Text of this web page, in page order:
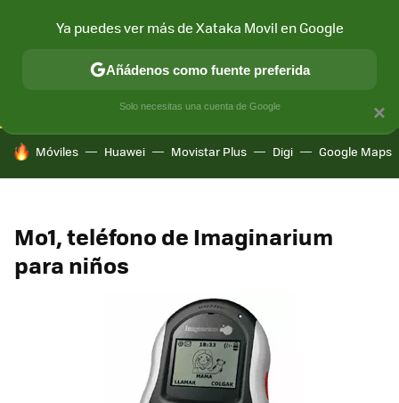
CONECTIVIDAD MÓVIL Y SOCIEDAD APLICACIONES
HOY SE HABLA DE
Móviles Huawei Movistar Plus Digi Google Maps
Mo1, teléfono de Imaginarium
para niños
×
Ya puedes ver más de Xataka Movil en Google
Añádenos como fuente preferida
Solo necesitas una cuenta de Google